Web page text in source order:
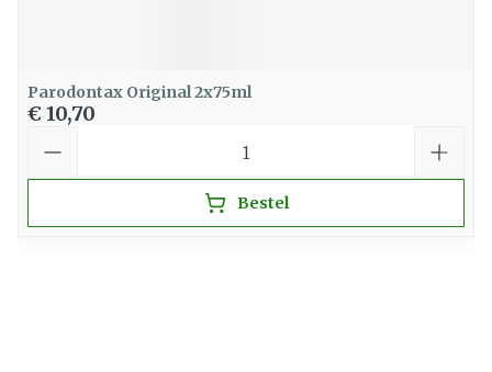
Parodontax Original 2x75ml
€ 10,70
Bestel